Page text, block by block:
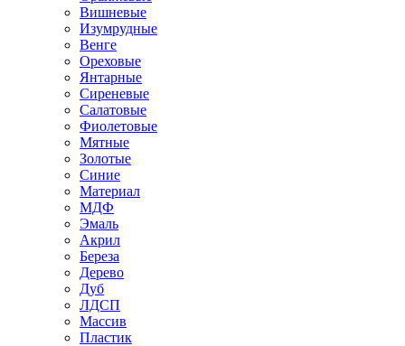
Вишневые
Изумрудные
Венге
Ореховые
Янтарные
Сиреневые
Салатовые
Фиолетовые
Мятные
Золотые
Синие
Материал
МДФ
Эмаль
Акрил
Береза
Дерево
Дуб
ЛДСП
Массив
Пластик